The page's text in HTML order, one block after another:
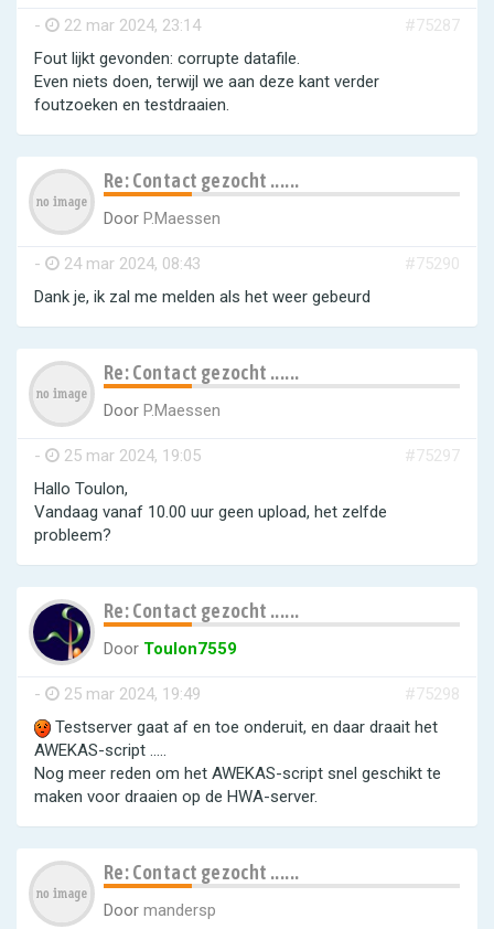
- 22 mar 2024, 23:14
#75287
Fout lijkt gevonden: corrupte datafile.
Even niets doen, terwijl we aan deze kant verder
foutzoeken en testdraaien.
Re: Contact gezocht ......
Door P.Maessen
- 24 mar 2024, 08:43
#75290
Dank je, ik zal me melden als het weer gebeurd
Re: Contact gezocht ......
Door P.Maessen
- 25 mar 2024, 19:05
#75297
Hallo Toulon,
Vandaag vanaf 10.00 uur geen upload, het zelfde
probleem?
Re: Contact gezocht ......
Door Toulon7559
- 25 mar 2024, 19:49
#75298
Testserver gaat af en toe onderuit, en daar draait het
AWEKAS-script .....
Nog meer reden om het AWEKAS-script snel geschikt te
maken voor draaien op de HWA-server.
Re: Contact gezocht ......
Door mandersp